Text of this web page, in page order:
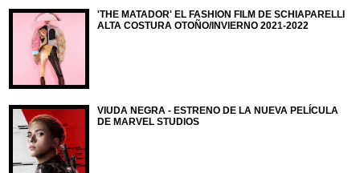
'THE MATADOR' EL FASHION FILM DE SCHIAPARELLI
ALTA COSTURA OTOÑO/INVIERNO 2021-2022
VIUDA NEGRA - ESTRENO DE LA NUEVA PELÍCULA
DE MARVEL STUDIOS